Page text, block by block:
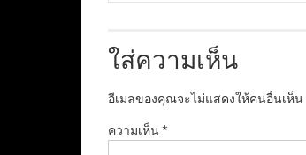
ใส่ความเห็น
อีเมลของคุณจะไม่แสดงให้คนอื่นเห็น
ความเห็น*